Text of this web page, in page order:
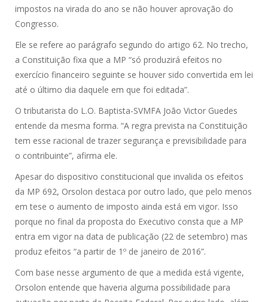
impostos na virada do ano se não houver aprovação do
Congresso.
Ele se refere ao parágrafo segundo do artigo 62. No trecho,
a Constituição fixa que a MP “só produzirá efeitos no
exercício financeiro seguinte se houver sido convertida em lei
até o último dia daquele em que foi editada”.
O tributarista do L.O. Baptista-SVMFA João Victor Guedes
entende da mesma forma. “A regra prevista na Constituição
tem esse racional de trazer segurança e previsibilidade para
o contribuinte”, afirma ele.
Apesar do dispositivo constitucional que invalida os efeitos
da MP 692, Orsolon destaca por outro lado, que pelo menos
em tese o aumento de imposto ainda está em vigor. Isso
porque no final da proposta do Executivo consta que a MP
entra em vigor na data de publicação (22 de setembro) mas
produz efeitos “a partir de 1º de janeiro de 2016”.
Com base nesse argumento de que a medida está vigente,
Orsolon entende que haveria alguma possibilidade para